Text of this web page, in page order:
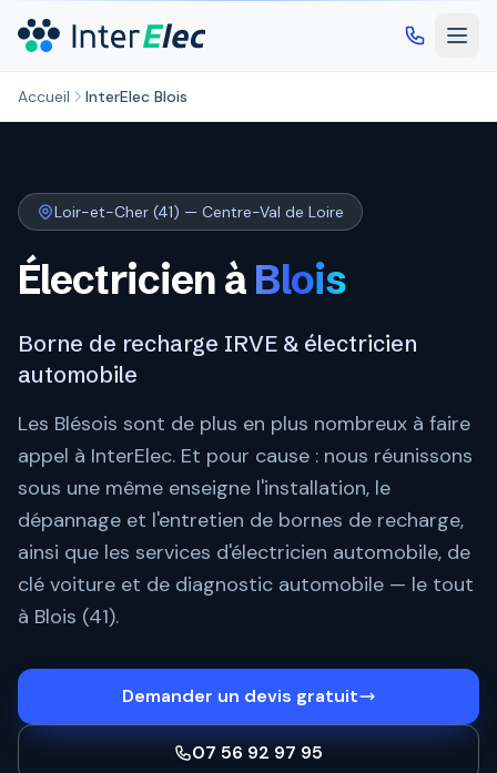
Accueil InterElec Blois
Loir-et-Cher (41) — Centre-Val de Loire
Électricien à Blois
Borne de recharge IRVE & électricien
automobile
Les Blésois sont de plus en plus nombreux à faire
appel à InterElec. Et pour cause : nous réunissons
sous une même enseigne l'installation, le
dépannage et l'entretien de bornes de recharge,
ainsi que les services d'électricien automobile, de
clé voiture et de diagnostic automobile — le tout
à Blois (41).
Demander un devis gratuit
07 56 92 97 95